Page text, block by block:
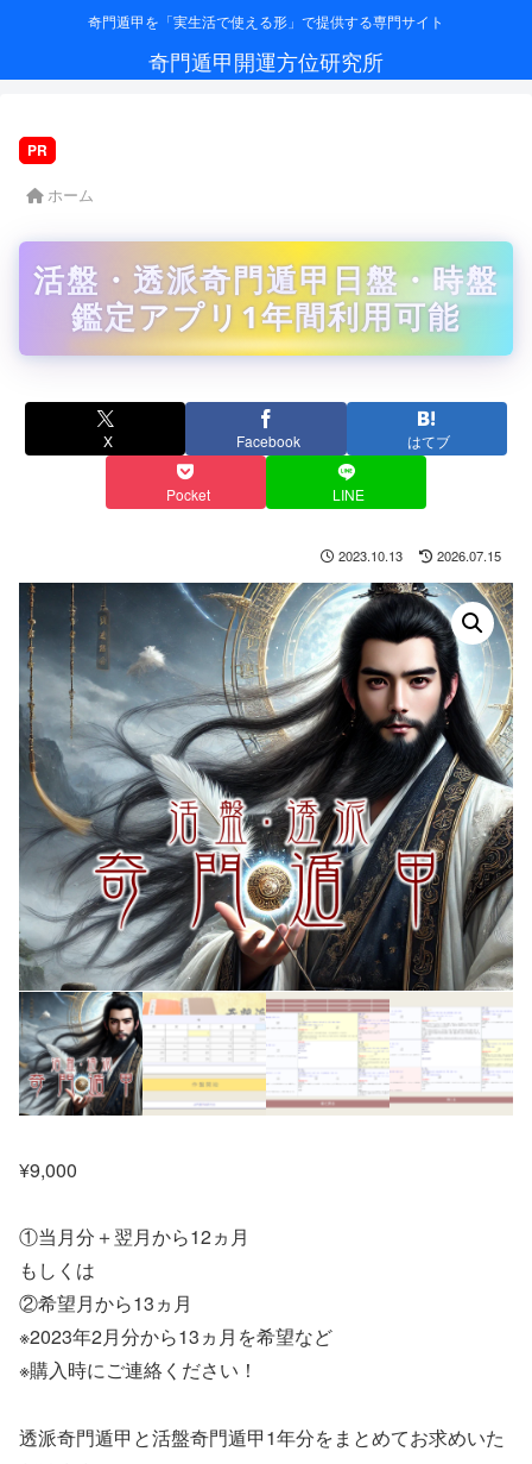
奇門遁甲を「実生活で使える形」で提供する専門サイト
奇門遁甲開運方位研究所
PR
ホーム
活盤・透派奇門遁甲日盤・時盤
鑑定アプリ1年間利用可能
X Facebook はてブ
Pocket LINE
2023.10.13 2026.07.15
¥9,000
①当月分＋翌月から12ヵ月
もしくは
②希望月から13ヵ月
※2023年2月分から13ヵ月を希望など
※購入時にご連絡ください！
透派奇門遁甲と活盤奇門遁甲1年分をまとめてお求めいた